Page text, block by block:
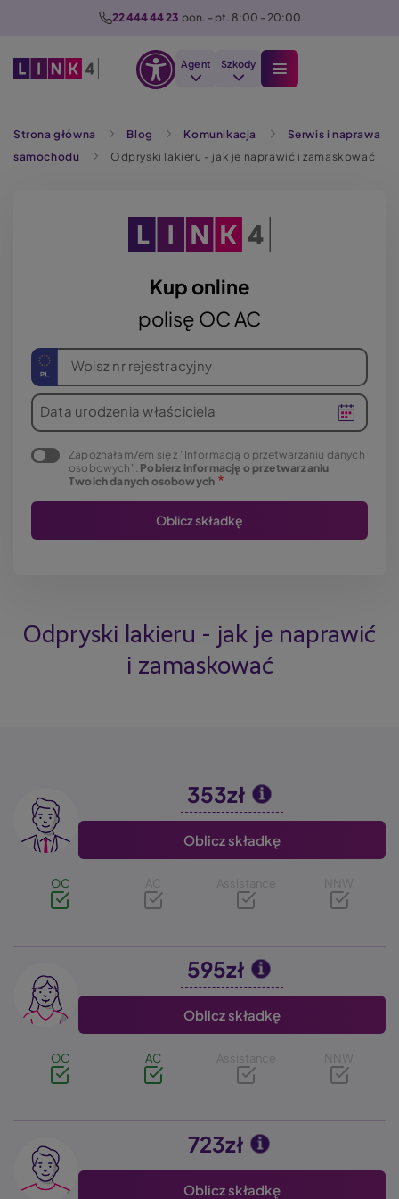
22 444 44 23 pon. - pt. 8:00 - 20:00
Agent Szkody
Strona główna Blog Komunikacja
Serwis i naprawa
samochodu
Odpryski lakieru - jak je naprawić i zamaskować
Kup online
polisę OC AC
Wpisz nr rejestracyjny
Data urodzenia właściciela
Zapoznałam/em się z "Informacją o przetwarzaniu danych
osobowych". Pobierz informację o przetwarzaniu
Twoich danych osobowych
Odpryski lakieru - jak je naprawić
i zamaskować
Image 353zł
Oblicz składkę
OC AC Assistance NNW
Image 595zł
Oblicz składkę
OC AC Assistance NNW
Image 723zł
Oblicz składkę